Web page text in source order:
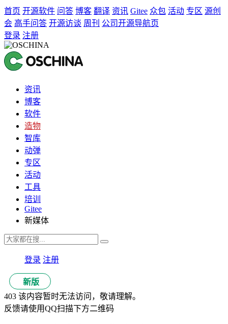
首页 开源软件 问答 博客 翻译 资讯 Gitee 众包 活动 专区 源创
会 高手问答 开源访谈 周刊 公司开源导航页
登录 注册
资讯
博客
软件
造物
智库
动弹
专区
活动
工具
培训
Gitee
新媒体
登录 注册
新版
403 该内容暂时无法访问，敬请理解。
反馈请使用QQ扫描下方二维码